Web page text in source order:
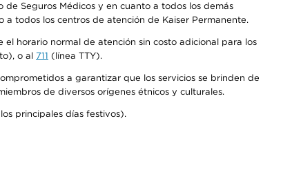
Seguros Médicos y en cuanto a todos los demás
a todos los centros de atención de Kaiser Permanente.
horario normal de atención sin costo adicional para los
o al 711 (línea TTY).
a garantizar que los servicios se brinden de
de diversos orígenes étnicos y culturales.
principales días festivos).